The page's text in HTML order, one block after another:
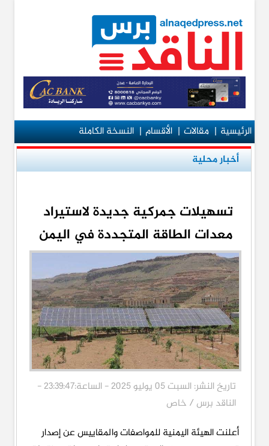
الرئيسية|مقالات|الأقسام|النسخة الكاملة
أخبار محلية
تسهيلات جمركية جديدة لاستيراد
معدات الطاقة المتجددة في اليمن
تاريخ النشر: السبت 05 يوليو 2025 - الساعة:23:39:47 -
الناقد برس / خاص
أعلنت الهيئة اليمنية للمواصفات والمقاييس عن إصدار